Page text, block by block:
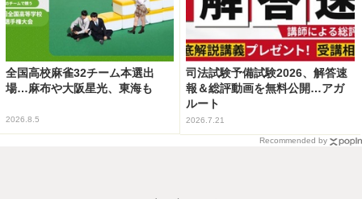
全国高校麻雀32チーム本選出
場…麻布や大阪星光、東海も
2026.8.5
司法試験予備試験2026、解答速
報＆総評動画を無料公開…アガ
ルート
2026.7.21
Recommended by